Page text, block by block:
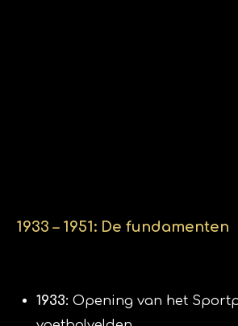
​1933 – 1951: De fundamenten
1933: Opening van het